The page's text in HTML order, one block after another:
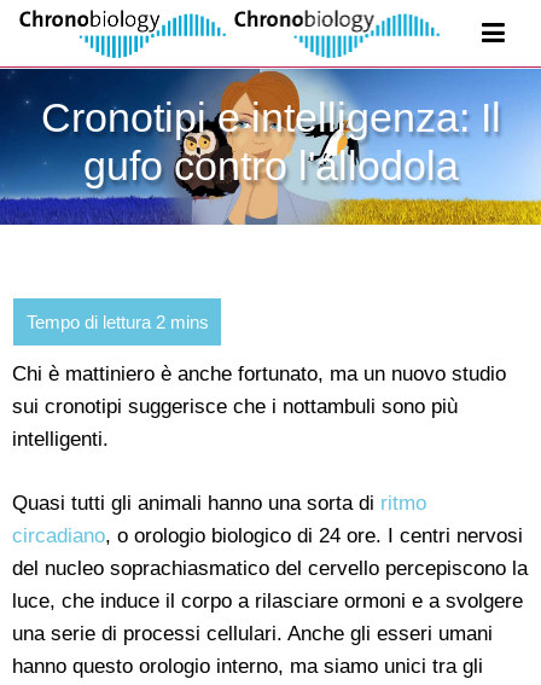
Cronotipi e intelligenza: Il
gufo contro l'allodola
Chi è mattiniero è anche fortunato, ma un nuovo studio
sui cronotipi suggerisce che i nottambuli sono più
intelligenti.
Quasi tutti gli animali hanno una sorta di ritmo
circadiano, o orologio biologico di 24 ore. I centri nervosi
del nucleo soprachiasmatico del cervello percepiscono la
luce, che induce il corpo a rilasciare ormoni e a svolgere
una serie di processi cellulari. Anche gli esseri umani
hanno questo orologio interno, ma siamo unici tra gli